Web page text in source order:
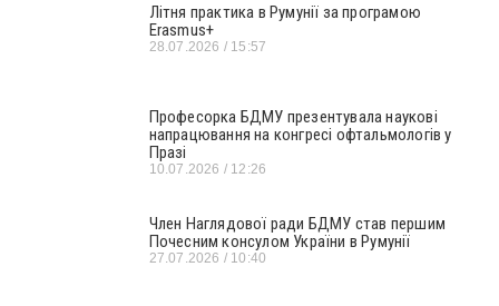
Літня практика в Румунії за програмою
Erasmus+
28.07.2026 15:57
Професорка БДМУ презентувала наукові
напрацювання на конгресі офтальмологів у
Празі
10.07.2026 12:26
Член Наглядової ради БДМУ став першим
Почесним консулом України в Румунії
27.07.2026 10:40